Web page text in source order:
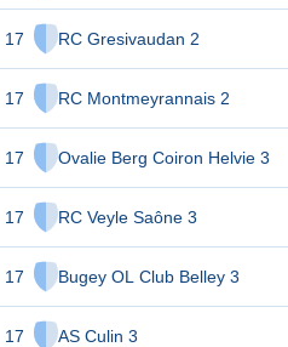
17 RC Gresivaudan 2
17 RC Montmeyrannais 2
17 Ovalie Berg Coiron Helvie 3
17 RC Veyle Saône 3
17 Bugey OL Club Belley 3
17 AS Culin 3